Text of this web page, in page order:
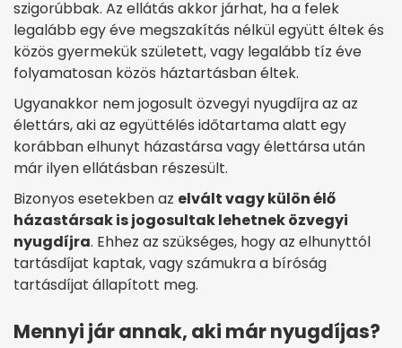
szigorúbbak. Az ellátás akkor járhat, ha a felek
legalább egy éve megszakítás nélkül együtt éltek és
közös gyermekük született, vagy legalább tíz éve
folyamatosan közös háztartásban éltek.
Ugyanakkor nem jogosult özvegyi nyugdíjra az az
élettárs, aki az együttélés időtartama alatt egy
korábban elhunyt házastársa vagy élettársa után
már ilyen ellátásban részesült.
Bizonyos esetekben az elvált vagy külön élő
házastársak is jogosultak lehetnek özvegyi
nyugdíjra. Ehhez az szükséges, hogy az elhunyttól
tartásdíjat kaptak, vagy számukra a bíróság
tartásdíjat állapított meg.
Mennyi jár annak, aki már nyugdíjas?